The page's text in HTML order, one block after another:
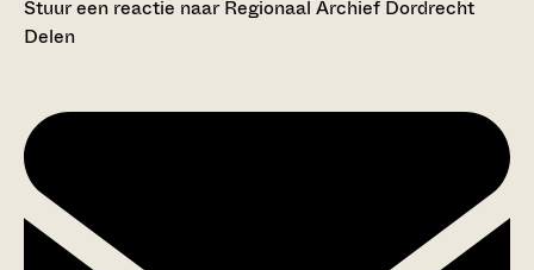
Stuur een reactie naar Regionaal Archief Dordrecht
Delen